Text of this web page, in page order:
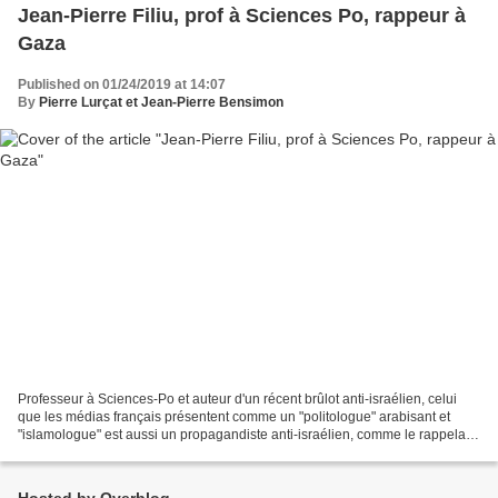
Jean-Pierre Filiu, prof à Sciences Po, rappeur à
Gaza
Published on 01/24/2019 at 14:07
By Pierre Lurçat et Jean-Pierre Bensimon
Professeur à Sciences-Po et auteur d'un récent brûlot anti-israélien, celui
que les médias français présentent comme un "politologue" arabisant et
"islamologue" est aussi un propagandiste anti-israélien, comme le rappelait